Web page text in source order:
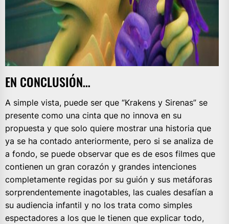
EN CONCLUSIÓN…
A simple vista, puede ser que “Krakens y Sirenas” se
presente como una cinta que no innova en su
propuesta y que solo quiere mostrar una historia que
ya se ha contado anteriormente, pero si se analiza de
a fondo, se puede observar que es de esos filmes que
contienen un gran corazón y grandes intenciones
completamente regidas por su guión y sus metáforas
sorprendentemente inagotables, las cuales desafían a
su audiencia infantil y no los trata como simples
espectadores a los que le tienen que explicar todo,